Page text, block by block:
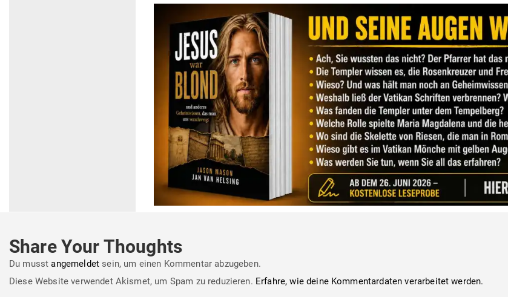
Share Your Thoughts
Du musstangemeldet sein, um einen Kommentar abzugeben.
Diese Website verwendet Akismet, um Spam zu reduzieren. Erfahre, wie deine Kommentardaten verarbeitet werden.